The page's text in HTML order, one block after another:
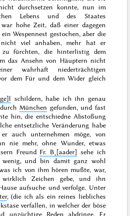
durchsetzen konnte, nun im
Lebens und des Staates
hohe Zeit, daß einer dagegen
Wespennest gestochen, aber die
viel anhaben, mehr hat er
fürchten, die hinterlistig dem
das Ansehn von Häuptern nicht
wahrhaft niederträchtigen
dem Für und demWider gleich
schildern, habe ich ihn genau
München gefunden, und fast
hin, die entschiedne Abstoßung
entsetzliche Veränderung habe
auch unternehmen möge, von
nie mehr, ohne Wunder, etwas
Freund Fr. B˖[aader] sehe ich
und bin damit ganz wohl
ich von ihm hören mußte, war,
Zeichen gebe, und ihn
aufsuche und verfolge. Unter
, (die ich als ein reines liebliches
verfallen, in welcher der böse
unzüchtige Reden abdringe. Er